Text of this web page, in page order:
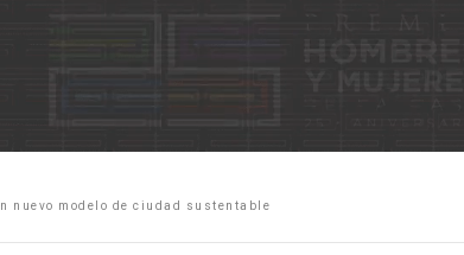
nuevo modelo de ciudad sustentable